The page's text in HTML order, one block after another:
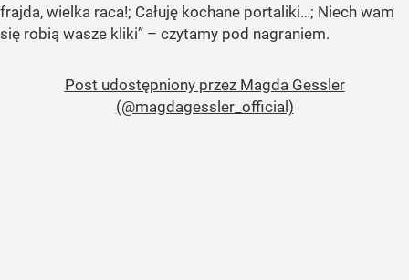
frajda, wielka raca!; Całuję kochane portaliki…; Niech wam
się robią wasze kliki” – czytamy pod nagraniem.
Post udostępniony przez Magda Gessler
(@magdagessler_official)